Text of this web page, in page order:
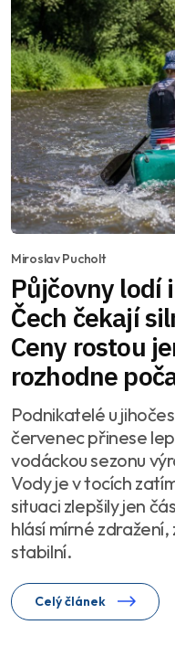
Miroslav Pucholt
Půjčovny lodí
Čech čekají
Ceny rostou
rozhodne
Podnikatelé u
červenec přinese
vodáckou sezonu
Vody je v tocích
situaci zlepšily jen
hlásí mírné
stabilní.
Celý článek